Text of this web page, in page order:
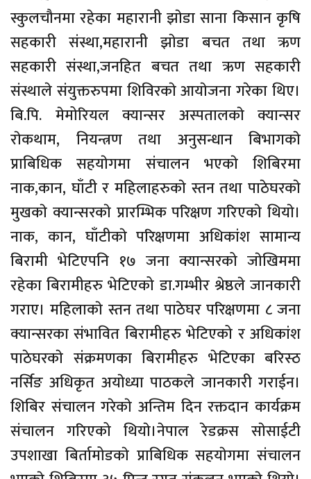
स्कुलचौनमा रहेका महारानी झाेडा साना किसान कृषि
सहकारी संस्था,महारानी झाेडा बचत तथा ऋण
सहकारी संस्था,जनहित बचत तथा ऋण सहकारी
संस्थाले संयुक्तरुपमा शिविरकाे आयाेजना गरेका थिए।
बि.पि. मेमोरियल क्यान्सर अस्पतालकाे क्यान्सर
राेकथाम, नियन्त्रण तथा अनुसन्धान बिभागकाे
प्राबिधिक सहयाेगमा संचालन भएकाे शिबिरमा
नाक,कान, घाँटी र महिलाहरुकाे स्तन तथा पाठेघरकाे
मुखकाे क्यान्सरकाे प्रारम्भिक परिक्षण गरिएकाे थियाे।
नाक, कान, घाँटीकाे परिक्षणमा अधिकांश सामान्य
बिरामी भेटिएपनि १७ जना क्यान्सरको जाेखिममा
रहेका बिरामीहरु भेटिएको डा.गम्भीर श्रेष्ठले जानकारी
गराए। महिलाकाे स्तन तथा पाठेघर परिक्षणमा ८ जना
क्यान्सरका संभावित बिरामीहरु भेटिएको र अधिकांश
पाठेघरकाे संक्रमणका बिरामीहरु भेटिएका बरिस्ठ
नर्सिङ अधिकृत अयाेध्या पाठकले जानकारी गराईन।
शिबिर संचालन गरेकाे अन्तिम दिन रक्तदान कार्यक्रम
संचालन गरिएको थियाे।नेपाल रेडक्रस साेसाईटी
उपशाखा बिर्तामोडकाे प्राबिधिक सहयाेगमा संचालन